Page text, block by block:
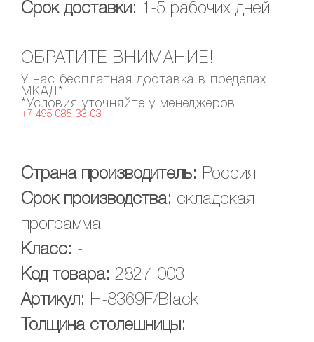
Срок доставки: 1-5 рабочих дней
ОБРАТИТЕ ВНИМАНИЕ!
У нас бесплатная доставка в пределах
МКАД*
*Условия уточняйте у менеджеров
+7 495 085-33-03
Страна производитель: Россия
Срок производства: складская
программа
Класс: -
Код товара: 2827-003
Артикул: H-8369F/Black
Толщина столешницы: